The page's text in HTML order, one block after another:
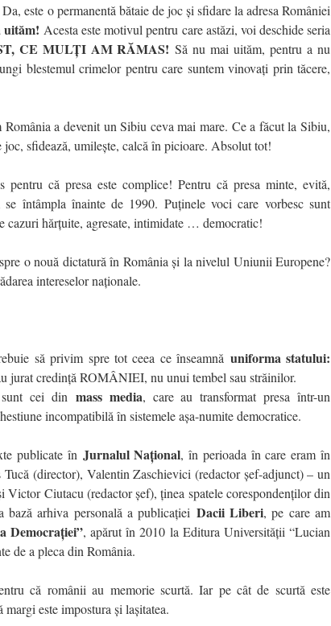
este o permanentă bătaie de joc și sfidare la adresa României
uităm! Acesta este motivul pentru care astăzi, voi deschide seria
CE MULȚI AM RĂMAS!Să nu mai uităm, pentru a nu
blestemul crimelor pentru care suntem vinovați prin tăcere,
a devenit un Sibiu ceva mai mare. Ce a făcut la Sibiu,
sfidează, umilește, calcă în picioare. Absolut tot!
că presa este complice! Pentru că presa minte, evită,
se întâmpla înainte de 1990. Puținele voci care vorbesc sunt
cazuri hărțuite, agresate, intimidate … democratic!
o nouă dictatură în România și la nivelul Uniunii Europene?
intereselor naționale.
să privim spre tot ceea ce înseamnă uniforma statului:
jurat credință ROMÂNIEI, nu unui tembel sau străinilor.
cei din mass media, care au transformat presa într-un
incompatibilă în sistemele așa-numite democratice.
publicate în Jurnalul Național, în perioada în care eram în
(director), Valentin Zaschievici (redactor șef-adjunct) – un
Victor Ciutacu (redactor șef), ținea spatele corespondenților din
bază arhiva personală a publicației Dacii Liberi, pe care am
Democrației”, apărut în 2010 la Editura Universității “Lucian
de a pleca din România.
că românii au memorie scurtă. Iar pe cât de scurtă este
este impostura și lașitatea.